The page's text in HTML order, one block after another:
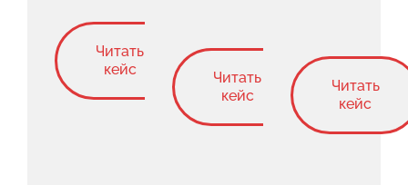
Читать
кейс
Читать
кейс
Читать
кейс